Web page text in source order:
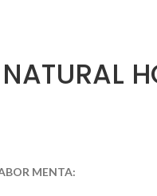
MENTA: